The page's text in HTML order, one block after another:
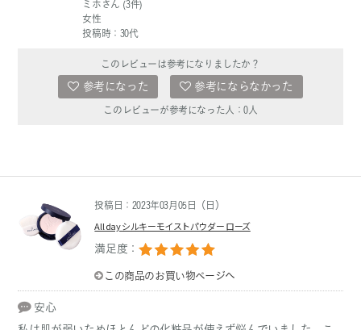
ミホさん (3件)
女性
投稿時：30代
このレビューは参考になりましたか？
参考になった 参考にならなかった
このレビューが参考になった人：0人
投稿日：2023年03月05日（日）
All day シルキーモイストパウダー ローズ
満足度：
この商品のお買い物ページへ
安心